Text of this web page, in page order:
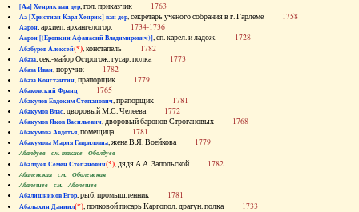
[Аа] Хенрик ван дер, гол. приказчик 1763
Аа [Христиан Карл Хенрик] ван дер, секретарь ученого собрания в г. Гарлеме 1758
Аарон, архиеп. архангелогор. 1734-1736
Аарон [(Еропкин Афанасий Владимирович)], еп. карел. и ладож. 1728
Абабуров Алексей(*), констапель 1782
Абаза, сек.-майор Острогож. гусар. полка 1773
Абаза Иван, поручик 1782
Абаза Константин, прапорщик 1779
Абаковский Франц 1765
Абакулов Евдоким Степанович, прапорщик 1781
Абакумов Влас, дворовый М.С. Челеева 1772
Абакумов Яков Васильевич, дворовый баронов Строгановых 1768
Абакумова Авдотья, помещица 1781
Абакумова Мария Гавриловна, жена В.Я. Воейкова 1779
Абалдуев см. также Оболдуев
Абалдуев Семен Степанович(*), дядя А.А. Запольской 1782
Абаленская см. Оболенская
Абалешев см. Аболешев
Абалишников Егор, рыб. промышленник 1781
Абалыхин Даниил(*), полковой писарь Каргопол. драгун. полка 1733